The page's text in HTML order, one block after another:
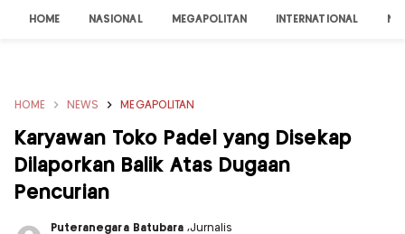
HOME NASIONAL MEGAPOLITAN INTERNATIONAL
HOME NEWS MEGAPOLITAN
Karyawan Toko Padel yang Disekap
Dilaporkan Balik Atas Dugaan
Pencurian
Puteranegara Batubara,Jurnalis